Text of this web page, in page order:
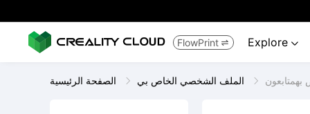
FlowPrint  Explore 